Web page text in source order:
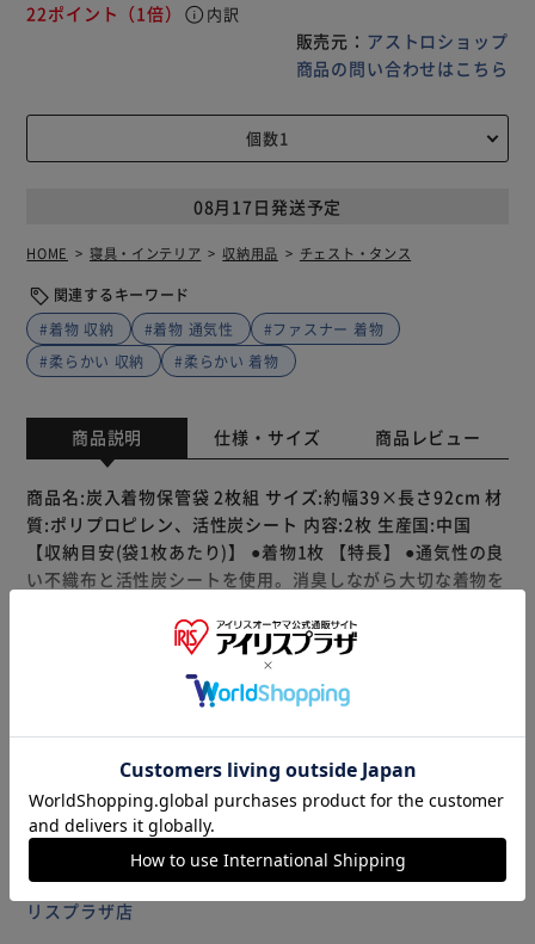
22ポイント （1倍） info 内訳
販売元： アストロショップ
商品の問い合わせはこちら
08月17日発送予定
HOME 寝具・インテリア 収納用品 チェスト・タンス
関連するキーワード
#着物 収納
#着物 通気性
#ファスナー 着物
#柔らかい 収納
#柔らかい 着物
商品説明 仕様・サイズ 商品レビュー
商品名:炭入着物保管袋 2枚組 サイズ:約幅39×長さ92cm 材
質:ポリプロピレン、活性炭シート 内容:2枚 生産国:中国
【収納目安(袋1枚あたり)】 ●着物1枚 【特長】 ●通気性の良
い不織布と活性炭シートを使用。消臭しながら大切な着物を
扱いやすい。大きく開く三方ファスナー式で出し入れがしや
すい。 ●中身が見える小窓付き。ファスナー開閉時の噛み込
みを防止するベラ付き。 ●2枚組で、大切な着物の保管の際
洗濯はできません。 ●消臭効果は開封後約1年です。 【不織
布とは】 不織布(ふしょくふ)とは、繊維を糸にして織ったり
編んだりせずに、そのままシート状にした「織らない布」の
ことです。 通気性が良くホコリを通しにくい生地のため、
衣類や寝具の収納に適しています。
もっと見る
※製品は予告なく仕様を変更する場合がございます。あらか
じめご了承ください。
販売元(特定商取引法に基づく表記)：アストロショップ アイ
リスプラザ店